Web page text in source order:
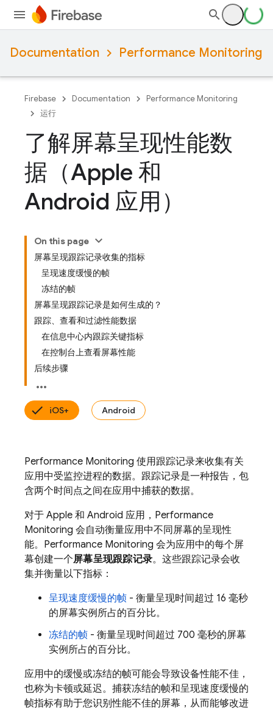
Documentation Performance Monitoring
Firebase Documentation
Performance Monitoring
运行
了解屏幕呈现性能数
据（Apple 和
Android 应用）
On this page
屏幕呈现跟踪记录收集的指标
呈现速度缓慢的帧
冻结的帧
屏幕呈现跟踪记录是如何生成的？
跟踪、查看和过滤性能数据
在信息中心内跟踪关键指标
在控制台上查看屏幕性能
后续步骤
iOS+ Android
Performance Monitoring 使用跟踪记录来收集有关
应用中受监控进程的数据。跟踪记录是一种报告，包
含两个时间点之间在应用中捕获的数据。
对于 Apple 和 Android 应用， Performance
Monitoring 会自动衡量应用中不同屏幕的呈现性
能。 Performance Monitoring 会为应用中的每个屏
幕创建一个屏幕呈现跟踪记录。这些跟踪记录会收
集并衡量以下指标：
呈现速度缓慢的帧 - 衡量呈现时间超过 16 毫秒
的屏幕实例所占的百分比。
冻结的帧 - 衡量呈现时间超过 700 毫秒的屏幕
实例所占的百分比。
应用中的缓慢或冻结的帧可能会导致设备性能不佳，
也称为卡顿或延迟。捕获冻结的帧和呈现速度缓慢的
帧指标有助于您识别性能不佳的屏幕，从而能够改进